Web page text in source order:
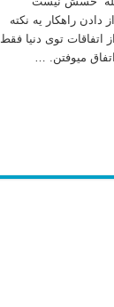
راهکار یه نکته
اتفاقات توی دنیا فقط
میوفتن. …